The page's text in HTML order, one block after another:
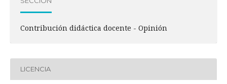
Contribución didáctica docente - Opinión
LICENCIA